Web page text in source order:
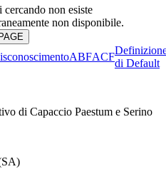
cercando non esiste
non disponibile.
ABFACF
di Default
di Capaccio Paestum e Serino